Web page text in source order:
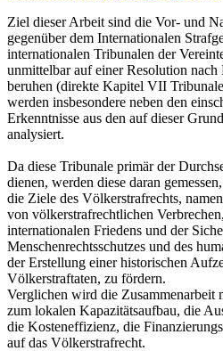
Ziel dieser Arbeit sind die Vor- und
gegenüber dem Internationalen
internationalen Tribunalen der
unmittelbar auf einer Resolution
beruhen (direkte Kapitel VII
werden insbesondere neben den
Erkenntnisse aus den auf dieser
analysiert.
Da diese Tribunale primär der
dienen, werden diese daran
die Ziele des Völkerstrafrechts,
von völkerstrafrechtlichen
internationalen Friedens und der
Menschenrechtsschutzes und des
der Erstellung einer historischen
Völkerstraftaten, zu fördern.
Verglichen wird die Zusammenarbeit
zum lokalen Kapazitätsaufbau, die
die Kosteneffizienz, die
auf das Völkerstrafrecht.